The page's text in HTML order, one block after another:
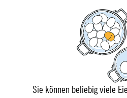
Sie können beliebig viele